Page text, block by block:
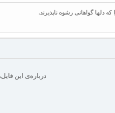
گواهانی رشوه ناپذیرند.
درباره‌ی این